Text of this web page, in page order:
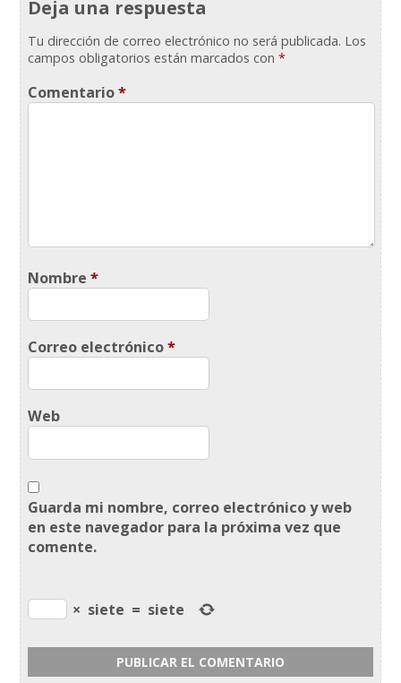
Deja una respuesta
Tu dirección de correo electrónico no será publicada. Los
campos obligatorios están marcados con*
Comentario*
Nombre*
Correo electrónico*
Web
Guarda mi nombre, correo electrónico y web
en este navegador para la próxima vez que
comente.
× siete = siete